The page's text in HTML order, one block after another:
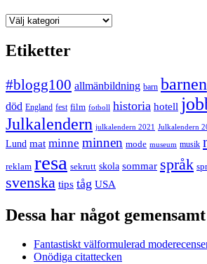
Kategorier
Etiketter
#blogg100 allmänbildning barn barnen
död England fest film fotboll historia hotell
Julkalendern julkalendern 2021 Julkalendern
Lund mat minne minnen mode museum musik
reklam resa sekrutt skola sommar språk
svenska tips tåg USA
Dessa har något gemensamt
Fantastiskt välformulerad
Onödiga citattecken